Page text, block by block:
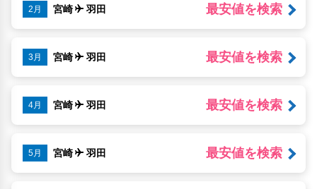
2月 宮崎 羽田 最安値を検索
3月 宮崎 羽田 最安値を検索
4月 宮崎 羽田 最安値を検索
5月 宮崎 羽田 最安値を検索